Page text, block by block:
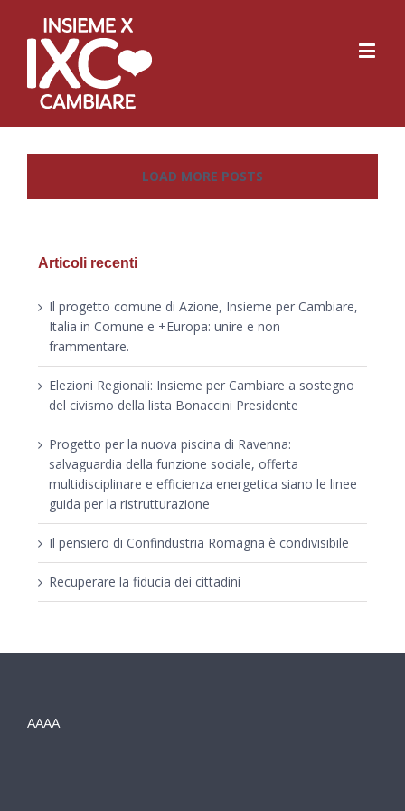
LOAD MORE POSTS
Articoli recenti
Il progetto comune di Azione, Insieme per Cambiare,
Italia in Comune e +Europa: unire e non
frammentare.
Elezioni Regionali: Insieme per Cambiare a sostegno
del civismo della lista Bonaccini Presidente
Progetto per la nuova piscina di Ravenna:
salvaguardia della funzione sociale, offerta
multidisciplinare e efficienza energetica siano le linee
guida per la ristrutturazione
Il pensiero di Confindustria Romagna è condivisibile
Recuperare la fiducia dei cittadini
AAAA